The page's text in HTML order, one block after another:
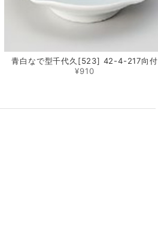
青白なで型千代久[523] 42-4-217向付
¥910